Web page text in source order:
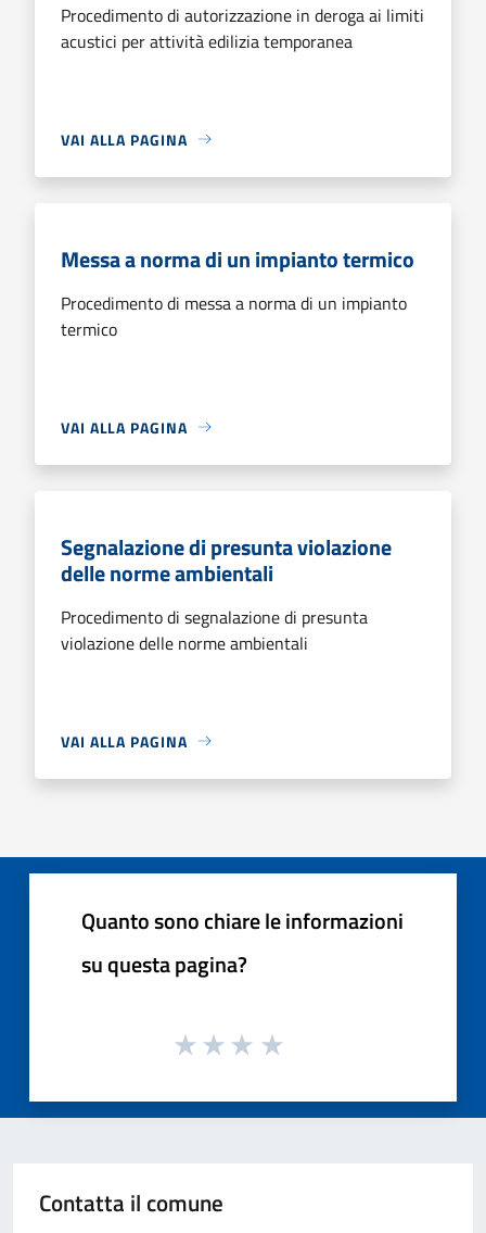
Procedimento di autorizzazione in deroga ai limiti
acustici per attività edilizia temporanea
VAI ALLA PAGINA
Messa a norma di un impianto termico
Procedimento di messa a norma di un impianto
termico
VAI ALLA PAGINA
Segnalazione di presunta violazione
delle norme ambientali
Procedimento di segnalazione di presunta
violazione delle norme ambientali
VAI ALLA PAGINA
Quanto sono chiare le informazioni
su questa pagina?
Contatta il comune